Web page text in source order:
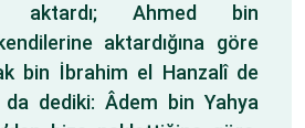
aktardı; Ahmed bin
aktardığına göre
bin İbrahim el Hanzalî de
dediki: Âdem bin Yahya